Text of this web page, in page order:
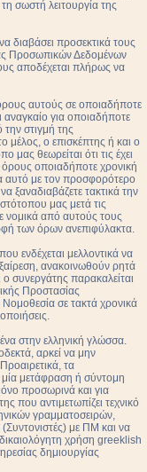
σωστή λειτουργία της
διαβάσει προσεκτικά τους
Προσωπικών Δεδομένων
αποδέχεται πλήρως να
αυτούς σε οποιαδήποτε
αναγκαίο για οποιαδήποτε
την στιγμή της
μέλος, ο επισκέπτης ή και ο
μας θεωρείται ότι τις έχει
οποιαδήποτε χρονική
αυτό με τον προσφορότερο
ξαναδιαβάζετε τακτικά την
μας μετά τις
νομικά από αυτούς τους
των όρων ανεπιφύλακτα.
ενδέχεται μελλοντικά να
ανακοινωθούν ρητά
ο συνεργάτης παρακαλείται
Προστασίας
σε τακτά χρονικά
στην ελληνική γλώσσα.
αρκεί να μην
τα
μετάφραση ή σύντομη
προσωρινά και για
που αντιμετωπίζει τεχνικό
γραμματοσειρών,
με ΠΜ και να
χρήση greeklish
δημιουργίας